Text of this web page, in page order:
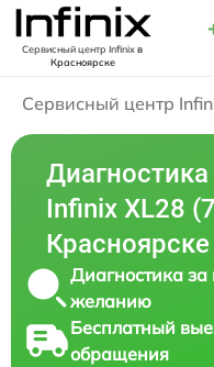
Сервисный центр Infinixв
Красноярске
Сервисный центр
Диагностика
Infinix XL28
Красноярске
Диагностика за
желанию
Бесплатный
обращения